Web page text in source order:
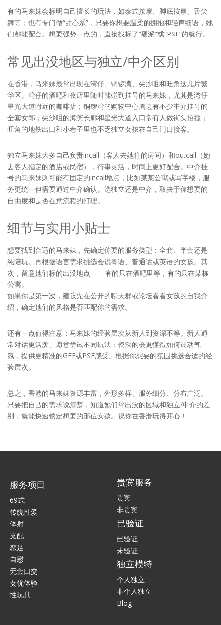
有的马来妹会标明自己擅长的玩法，如泰式按摩、脚底按摩、舌尖
舞等；也有专门做“甜心系”，只要你想要温柔的拥抱和轻声细语，她
们都能配合。想要强势一点的，直接找标了“硬派”或“PSE”的就行。
常见出没地区与独立/中介区别
在香港，马来妹最常出现在湾仔、铜锣湾、尖沙咀和旺角这几片繁
华区。湾仔的酒吧和夜店里随时能碰到挂号的马来妹，尤其是湾仔
星光大道附近的咖啡店；铜锣湾的购物中心周边有不少中介挂号的
全套女郎；尖沙咀的海滨长廊和星光大道入口常有人做街头招揽；
旺角的地铁出口和小巷子里也不乏独立女孩在自己门口接客。
独立马来妹大多自己负责incall（客人去她住的房间）和outcall（她
去客人指定的酒店或民宿），行事灵活，时间上更好配合。中介挂
号的马来妹则可能有固定的incall地点，比如某某公寓或写字楼，服
务更统一但需要通过中介确认。选独立还是中介，取决于你想要的
自由度和是否在意流程的打理。
细节与实用小贴士
想要找到合适的马来妹，先确定你要的服务类型：全套、半套还是
纯陪玩。再根据语言需求挑选会说粤语、普通话或英语的女孩。其
次，留意她们标的出没地点——有的只在酒吧里等，有的只在某栋
公寓。
如果你是第一次，建议先在公开的聊天群或论坛看看女孩的自我介
绍，确定她们的风格是否匹配你的需求。
还有一点值得注意：马来妹的经验层次从新人到资深不等。新人通
常对话更活泼、愿意尝试不同玩法；资深的会更懂得如何调动气
氛，提供更精准的GFE或PSE感受。根据你想要的氛围挑选合适的经
验层次。
总之，香港的马来妹资源丰富，外形多样、服务细分、分布广泛。
只要把自己的需求说清楚，知道她们常出没的区域和独立/中介的差
别，就能快速锁定想要的那位女孩。祝你在香港玩得开心！
服务项目
69式
传统性爱
体射
支配
恋足
自慰
无套口交
女优体验
性玩具
贵宾服务
贵宾
非贵宾
已验证
已验证
未验证
独立模特
个人独立
非个人独立
Blog